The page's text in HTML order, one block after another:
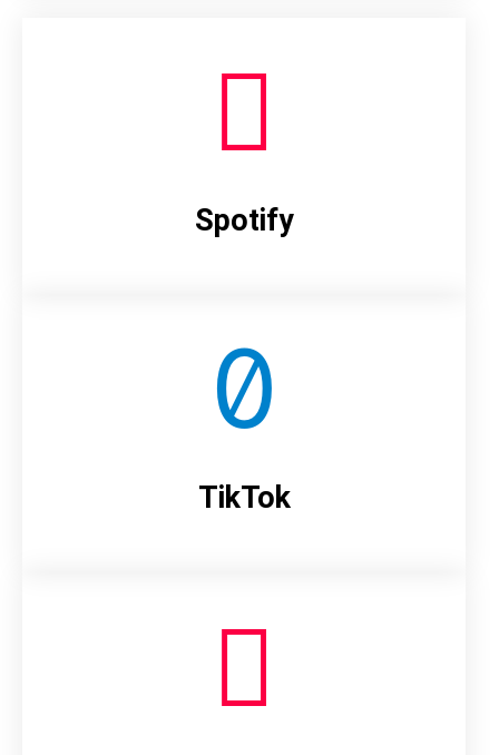
Spotify
TikTok